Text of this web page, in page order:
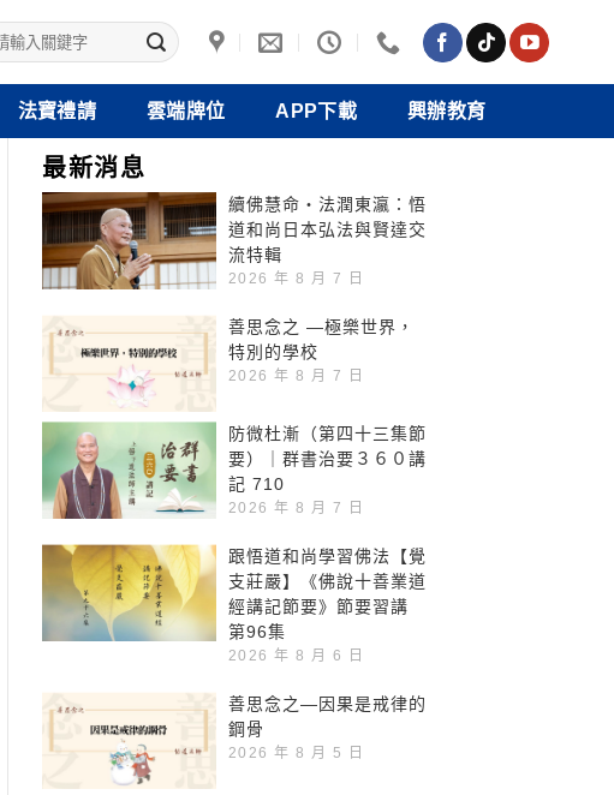
法寶禮請 雲端牌位 APP下載 興辦教育
最新消息
續佛慧命‧法潤東瀛：悟
道和尚日本弘法與賢達交
流特輯
2026 年 8 月 7 日
善思念之 —極樂世界，
特別的學校
2026 年 8 月 7 日
防微杜漸（第四十三集節
要）｜群書治要３６０講
記 710
2026 年 8 月 7 日
跟悟道和尚學習佛法【覺
支莊嚴】《佛說十善業道
經講記節要》節要習講
第96集
2026 年 8 月 6 日
善思念之—因果是戒律的
鋼骨
2026 年 8 月 5 日